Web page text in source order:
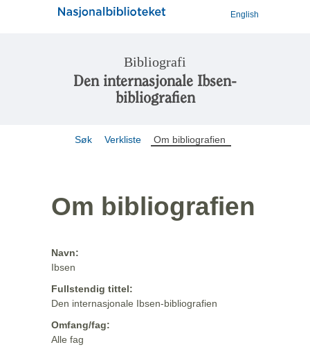
English
Bibliografi
Den internasjonale Ibsen-
bibliografien
Søk Verkliste Om bibliografien
Om bibliografien
Navn:
Ibsen
Fullstendig tittel:
Den internasjonale Ibsen-bibliografien
Omfang/fag:
Alle fag